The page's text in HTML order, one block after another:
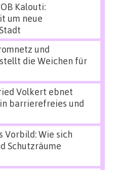
Kalouti:
um neue
und
die Weichen für
Volkert ebnet
barrierefreies und
Vorbild: Wie sich
Schutzräume